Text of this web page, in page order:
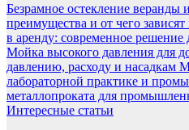
Безрамное остекление веранды
преимущества и от чего
в аренду: современное решение
Мойка высокого давления для
давлению, расходу и насадкам
лабораторной практике и
металлопроката для
Интересные статьи